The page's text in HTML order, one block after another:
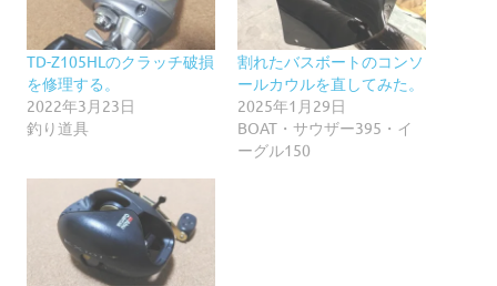
TD-Z105HLのクラッチ破損
を修理する。
2022年3月23日
釣り道具
割れたバスボートのコンソ
ールカウルを直してみた。
2025年1月29日
BOAT・サウザー395・イ
ーグル150